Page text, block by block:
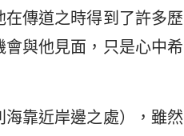
傳道之時得到了許多歷
與他見面，只是心中希
靠近岸邊之處），雖然